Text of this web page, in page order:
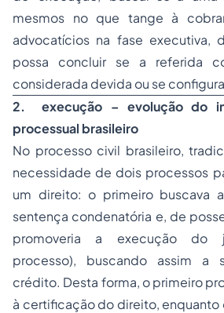
mesmos no que tange à
advocatícios na fase executiva,
possa concluir se a referida
considerada devida ou se
2.execução – evolução do
processual brasileiro
No processo civil brasileiro,
necessidade de dois processos
um direito: o primeiro buscava
sentença condenatória e, de
promoveria a execução do
processo), buscando assim a
crédito. Desta forma, o primeiro
à certificação do direito, enquanto